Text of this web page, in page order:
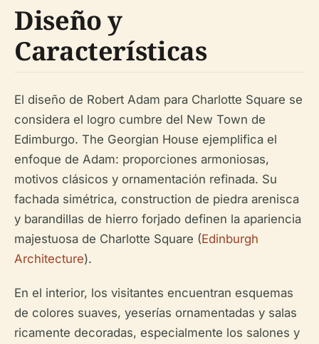
Diseño y
Características
El diseño de Robert Adam para Charlotte Square se
considera el logro cumbre del New Town de
Edimburgo. The Georgian House ejemplifica el
enfoque de Adam: proporciones armoniosas,
motivos clásicos y ornamentación refinada. Su
fachada simétrica, construction de piedra arenisca
y barandillas de hierro forjado definen la apariencia
majestuosa de Charlotte Square (Edinburgh
Architecture).
En el interior, los visitantes encuentran esquemas
de colores suaves, yeserías ornamentadas y salas
ricamente decoradas, especialmente los salones y